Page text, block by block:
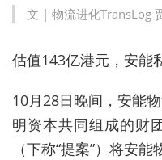
文 | 物流进化TransLog
估值143亿港元，安能
10月28日晚间，安能
明资本共同组成的财
（下称“提案”）将安